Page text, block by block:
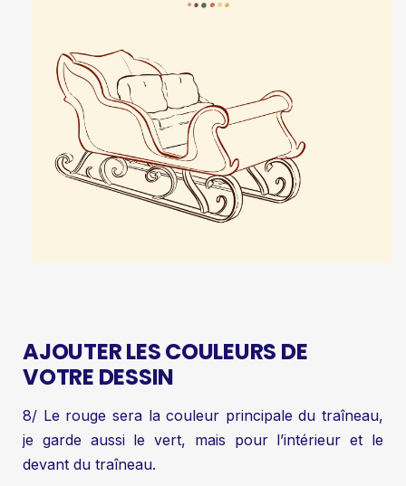
AJOUTER LES COULEURS DE
VOTRE DESSIN
8/ Le rouge sera la couleur principale du traîneau,
je garde aussi le vert, mais pour l’intérieur et le
devant du traîneau.